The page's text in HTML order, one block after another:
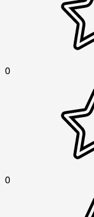
0
0